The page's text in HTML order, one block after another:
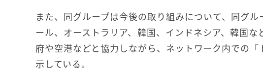
また、同グループは今後の取り組みについて、同グ
ール、オーストラリア、韓国、インドネシア、韓国
府や空港などと協力しながら、ネットワーク内での
示している。